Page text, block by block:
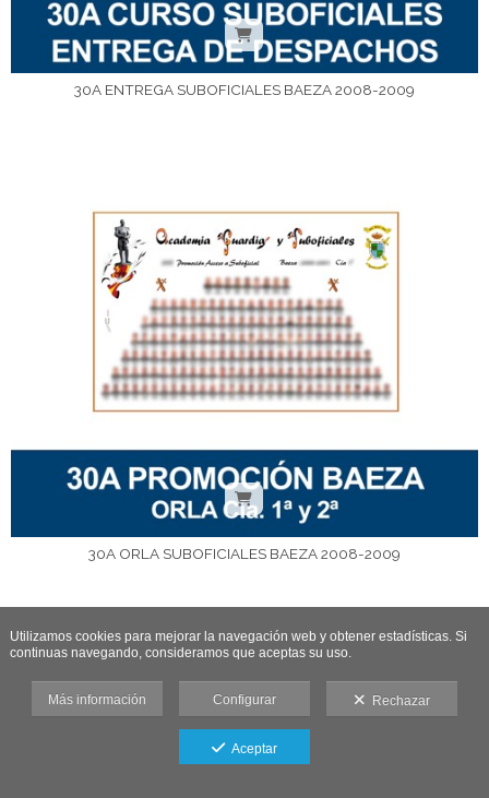
30A ENTREGA SUBOFICIALES BAEZA 2008-2009
30A ORLA SUBOFICIALES BAEZA 2008-2009
Utilizamos cookies para mejorar la navegación web y obtener estadísticas. Si
continuas navegando, consideramos que aceptas su uso.
Más información Configurar Rechazar
Aceptar